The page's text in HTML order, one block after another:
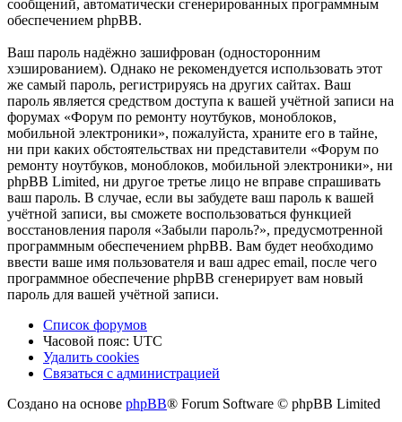
сообщений, автоматически сгенерированных программным
обеспечением phpBB.
Ваш пароль надёжно зашифрован (односторонним
хэшированием). Однако не рекомендуется использовать этот
же самый пароль, регистрируясь на других сайтах. Ваш
пароль является средством доступа к вашей учётной записи на
форумах «Форум по ремонту ноутбуков, моноблоков,
мобильной электроники», пожалуйста, храните его в тайне,
ни при каких обстоятельствах ни представители «Форум по
ремонту ноутбуков, моноблоков, мобильной электроники», ни
phpBB Limited, ни другое третье лицо не вправе спрашивать
ваш пароль. В случае, если вы забудете ваш пароль к вашей
учётной записи, вы сможете воспользоваться функцией
восстановления пароля «Забыли пароль?», предусмотренной
программным обеспечением phpBB. Вам будет необходимо
ввести ваше имя пользователя и ваш адрес email, после чего
программное обеспечение phpBB сгенерирует вам новый
пароль для вашей учётной записи.
Список форумов
Часовой пояс: UTC
Удалить cookies
Связаться
администрацией
Связаться с администрацией
Создано на основе phpBB® Forum Software © phpBB Limited